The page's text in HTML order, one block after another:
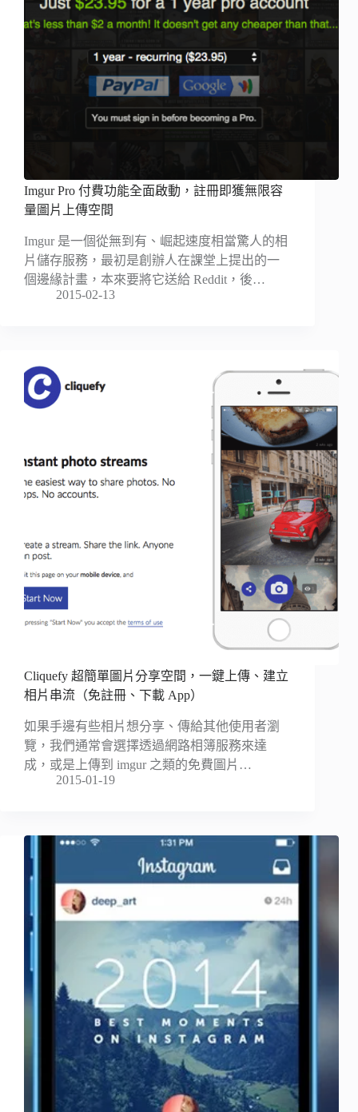
Imgur Pro 付費功能全面啟動，註冊即獲無限容
量圖片上傳空間
Imgur 是一個從無到有、崛起速度相當驚人的相
片儲存服務，最初是創辦人在課堂上提出的一
個邊緣計畫，本來要將它送給 Reddit，後…
2015-02-13
Cliquefy 超簡單圖片分享空間，一鍵上傳、建立
相片串流（免註冊、下載 App）
如果手邊有些相片想分享、傳給其他使用者瀏
覽，我們通常會選擇透過網路相簿服務來達
成，或是上傳到 imgur 之類的免費圖片…
2015-01-19